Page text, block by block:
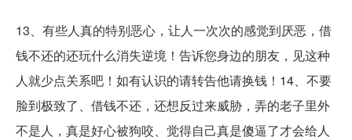
13、有些人真的特别恶心，让人一次次的感觉到厌恶，借
钱不还的还玩什么消失逆境！告诉您身边的朋友，见这种
人就少点关系吧！如有认识的请转告他请换钱！14、不要
脸到极致了、借钱不还，还想反过来威胁，弄的老子里外
不是人，真是好心被狗咬、觉得自己真是傻逼了才会给人